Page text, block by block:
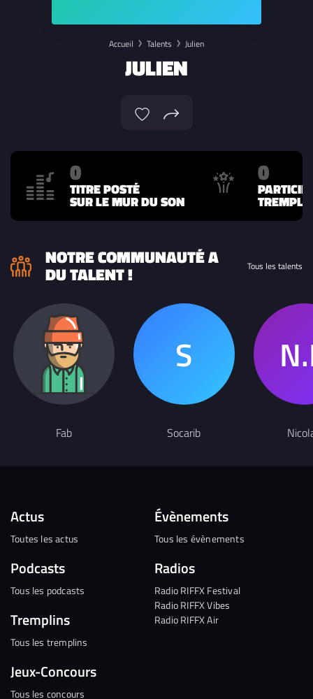
Accueil Talents Julien
JULIEN
0
TITRE POSTÉ
SUR LE MUR DU SON
0
NOTRE COMMUNAUTÉ A
DU TALENT ! Tous les talents
Fab Socarib
Actus
Toutes les actus
Podcasts
Tous les podcasts
Tremplins
Tous les tremplins
Jeux-Concours
Tous les concours
Évènements
Tous les évènements
Radios
Radio RIFFX Festival
Radio RIFFX Vibes
Radio RIFFX Air